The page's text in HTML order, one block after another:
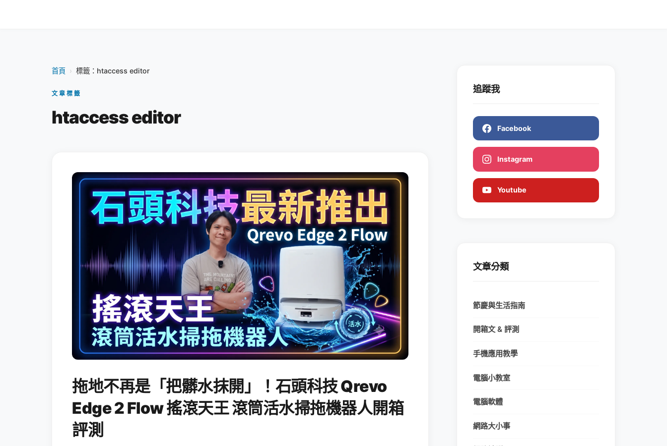
首頁 › 標籤：htaccess editor
文章標籤
htaccess editor
拖地不再是「把髒水抹開」！石頭科技 Qrevo
Edge 2 Flow 搖滾天王 滾筒活水掃拖機器人開箱
評測
追蹤我
Facebook
Instagram
Youtube
文章分類
節慶與生活指南
開箱文 & 評測
手機應用教學
電腦小教室
電腦軟體
網路大小事